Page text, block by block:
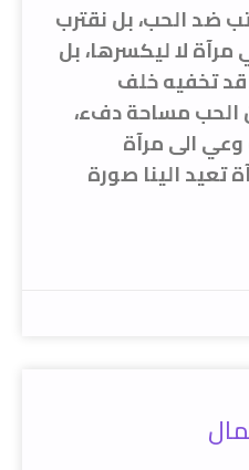
ضد الحب، بل نقترب
لا ليكسرها، بل
تخفيه خلف
الحب مساحة دفء،
الى مرآة
تعيد الينا صورة